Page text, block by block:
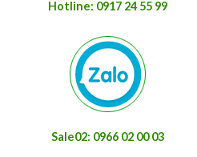
Hotline: 0917 24 55 99
Sale02: 0966 02 00 03